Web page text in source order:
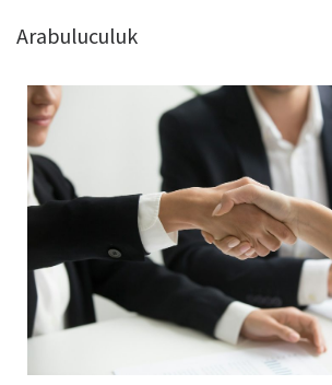
Arabuluculuk